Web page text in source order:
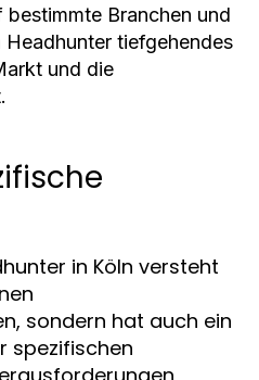
bestimmte Branchen und
Headhunter tiefgehendes
und die
in Köln versteht
sondern hat auch ein
spezifischen